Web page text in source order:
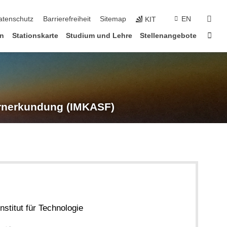
Barrierefreiheit Sitemap KIT EN
Stationskarte Studium und Lehre Stellenangebote
(IMKASF)
für Technologie